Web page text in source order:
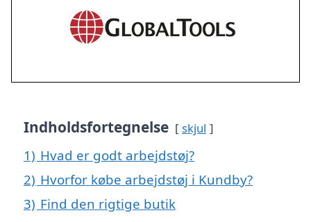
Indholdsfortegnelse skjul
1) Hvad er godt arbejdstøj?
2) Hvorfor købe arbejdstøj i Kundby?
3) Find den rigtige butik